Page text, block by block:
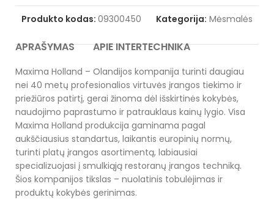
Produkto kodas: 09300450 Kategorija: Mėsmalės
APRAŠYMAS APIE INTERTECHNIKA
Maxima Holland – Olandijos kompanija turinti daugiau
nei 40 metų profesionalios virtuvės įrangos tiekimo ir
priežiūros patirtį, gerai žinoma dėl išskirtinės kokybės,
naudojimo paprastumo ir patrauklaus kainų lygio. Visa
Maxima Holland produkcija gaminama pagal
aukščiausius standartus, laikantis europinių normų,
turinti platų įrangos asortimentą, labiausiai
specializuojasi į smulkiąją restoranų įrangos techniką.
Šios kompanijos tikslas – nuolatinis tobulėjimas ir
produktų kokybės gerinimas.